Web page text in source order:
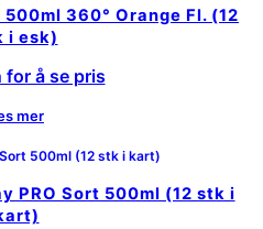
360° Orange Fl. (12
i esk)
for å se pris
mer
PRO Sort 500ml (12 stk i